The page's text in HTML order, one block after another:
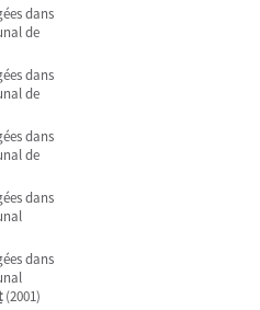
dans
de
dans
de
dans
de
dans
dans
(2001)